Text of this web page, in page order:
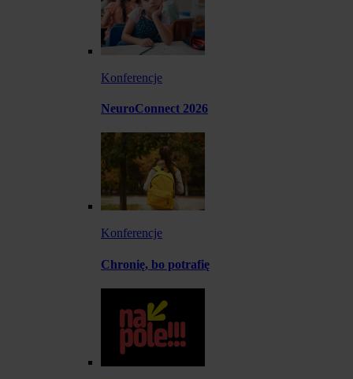
Konferencje
NeuroConnect 2026
Konferencje
Chronię, bo potrafię